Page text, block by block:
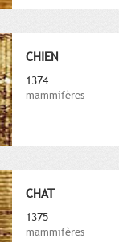
CHIEN
1374
mammifères
CHAT
1375
mammifères